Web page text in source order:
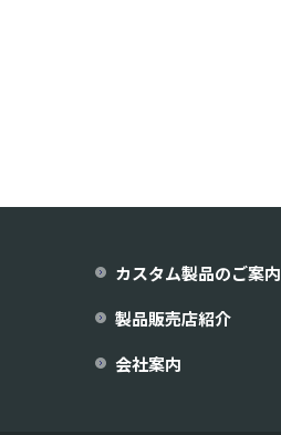
カスタム製品のご案内
製品販売店紹介
会社案内